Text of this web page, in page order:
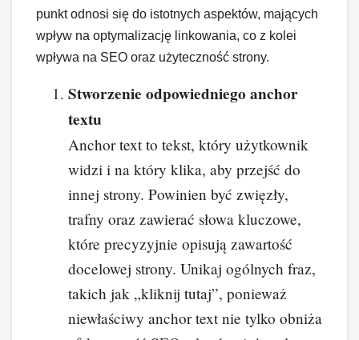
punkt odnosi się do istotnych aspektów, mających
wpływ na optymalizację linkowania, co z kolei
wpływa na SEO oraz użyteczność strony.
Stworzenie odpowiedniego anchor
textu
Anchor text to tekst, który użytkownik
widzi i na który klika, aby przejść do
innej strony. Powinien być zwięzły,
trafny oraz zawierać słowa kluczowe,
które precyzyjnie opisują zawartość
docelowej strony. Unikaj ogólnych fraz,
takich jak „kliknij tutaj”, ponieważ
niewłaściwy anchor text nie tylko obniża